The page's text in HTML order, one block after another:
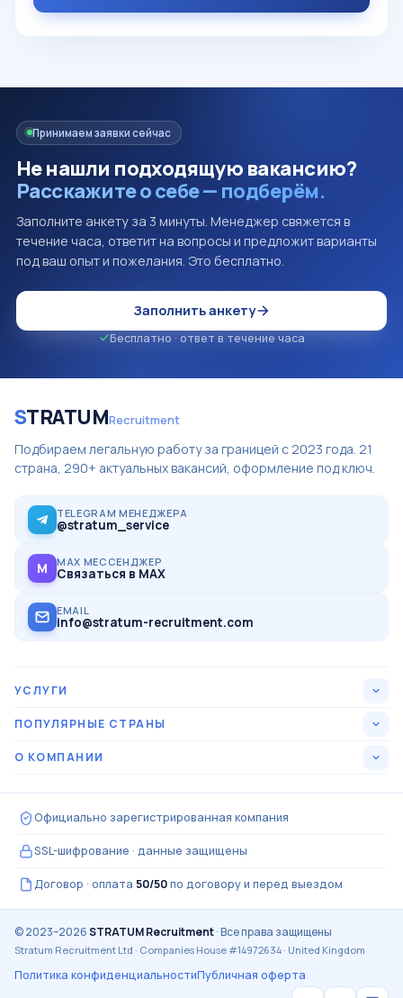
Принимаем заявки сейчас
Не нашли подходящую вакансию?
Расскажите о себе — подберём.
Заполните анкету за 3 минуты. Менеджер свяжется в
течение часа, ответит на вопросы и предложит варианты
под ваш опыт и пожелания. Это бесплатно.
Заполнить анкету
Бесплатно · ответ в течение часа
STRATUMRecruitment
Подбираем легальную работу за границей с 2023 года. 21
страна, 290+ актуальных вакансий, оформление под ключ.
TELEGRAM МЕНЕДЖЕРА
@stratum_service
M MAX МЕССЕНДЖЕР
Связаться в MAX
EMAIL
info@stratum-recruitment.com
УСЛУГИ
Все вакансии
Оформление под ключ
Гарантии и возвраты
Какие нужны документы
ПОПУЛЯРНЫЕ СТРАНЫ
США 15
Канада 15
Швейцария
ОАЭ
12
О КОМПАНИИ
Кто мы
Отзывы кандидатов
Контакты
Официально зарегистрированная компания
SSL-шифрование · данные защищены
Договор · оплата 50/50по договору и перед выездом
© 2023–2026STRATUM Recruitment· Все права защищены
Stratum Recruitment Ltd · Companies House #14972634 · United Kingdom
Политика конфиденциальностиПубличная оферта